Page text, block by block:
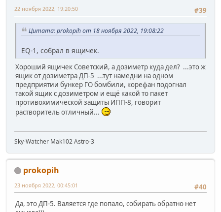
#39
22 ноября 2022, 19:20:50
Цитата: prokopih от 18 ноября 2022, 19:08:22
EQ-1, собрал в ящичек.
Хороший ящичек Советский, а дозиметр куда дел? ...это ж
ящик от дозиметра ДП-5 ...тут намедни на одном
предприятии бункер ГО бомбили, корефан подогнал
такой ящик с дозиметром и ещё какой то пакет
противохимической защиты ИПП-8, говорит
растворитель отличный...
Sky-Watcher Mak102 Astro-3
prokopih
#40
23 ноября 2022, 00:45:01
Да, это ДП-5. Валяется где попало, собирать обратно нет